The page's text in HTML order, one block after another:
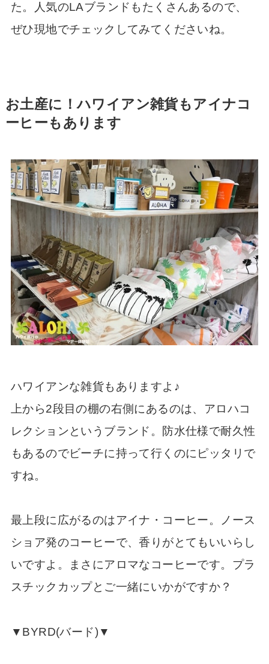
た。人気のLAブランドもたくさんあるので、
ぜひ現地でチェックしてみてくださいね。
お土産に！ハワイアン雑貨もアイナコ
ーヒーもあります
ハワイアンな雑貨もありますよ♪
上から2段目の棚の右側にあるのは、アロハコ
レクションというブランド。防水仕様で耐久性
もあるのでビーチに持って行くのにピッタリで
すね。
最上段に広がるのはアイナ・コーヒー。ノース
ショア発のコーヒーで、香りがとてもいいらし
いですよ。まさにアロマなコーヒーです。プラ
スチックカップとご一緒にいかがですか？
▼BYRD(バード)▼